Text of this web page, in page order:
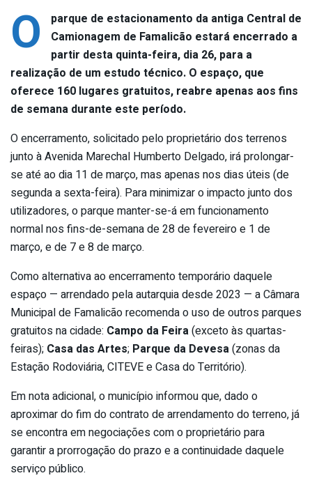
O
parque de estacionamento da antiga Central de
Camionagem de Famalicão estará encerrado a
partir desta quinta-feira, dia 26, para a
realização de um estudo técnico. O espaço, que
oferece 160 lugares gratuitos, reabre apenas aos fins
de semana durante este período.
O encerramento, solicitado pelo proprietário dos terrenos
junto à Avenida Marechal Humberto Delgado, irá prolongar-
se até ao dia 11 de março, mas apenas nos dias úteis (de
segunda a sexta-feira). Para minimizar o impacto junto dos
utilizadores, o parque manter-se-á em funcionamento
normal nos fins-de-semana de 28 de fevereiro e 1 de
março, e de 7 e 8 de março.
Como alternativa ao encerramento temporário daquele
espaço — arrendado pela autarquia desde 2023 — a Câmara
Municipal de Famalicão recomenda o uso de outros parques
gratuitos na cidade: Campo da Feira(exceto às quartas-
feiras); Casa das Artes; Parque da Devesa(zonas da
Estação Rodoviária, CITEVE e Casa do Território).
Em nota adicional, o município informou que, dado o
aproximar do fim do contrato de arrendamento do terreno, já
se encontra em negociações com o proprietário para
garantir a prorrogação do prazo e a continuidade daquele
serviço público.